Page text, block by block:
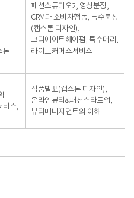
톤
패션스튜디오2, 영상분장,
CRM과 소비자행동, 특수분장
(캡스톤 디자인),
크리에이트헤어펌, 특수머리,
라이브커머스서비스
비스,
작품발표(캡스톤 디자인),
온라인뷰티&패션스타트업,
뷰티매니지먼트의 이해